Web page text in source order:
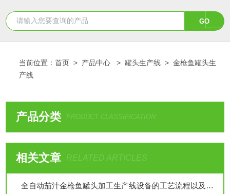
当前位置：首页 > 产品中心 >罐头生产线 >金枪鱼罐头生
产线
产品分类 PRODUCT CLASSIFICATION
相关文章 RELATED ARTICLES
全自动茄汁金枪鱼罐头加工生产线设备的工艺流程以及配方介绍